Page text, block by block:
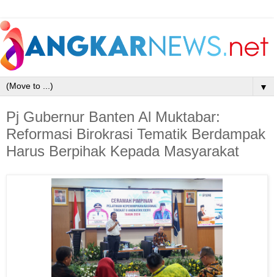
▼
Pj Gubernur Banten Al Muktabar:
Reformasi Birokrasi Tematik Berdampak
Harus Berpihak Kepada Masyarakat